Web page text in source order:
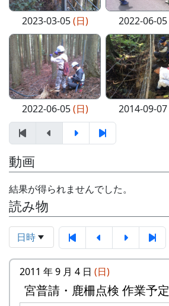
2023-03-05(日) 2022-06-05
2022-06-05(日) 2014-09-07
動画
結果が得られませんでした。
読み物
日時
2011 年 9 月 4 日 (日)
宮普請・鹿柵点検 作業予定